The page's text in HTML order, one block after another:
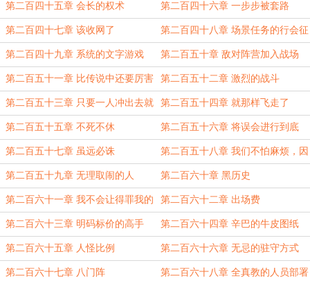
第二百四十五章 会长的权术 第二百四十六章 一步步被套路
第二百四十七章 该收网了 第二百四十八章 场景任务的行会征
战
第二百四十九章 系统的文字游戏 第二百五十章 敌对阵营加入战场
第二百五十一章 比传说中还要厉害
的格斗家
第二百五十二章 激烈的战斗
第二百五十三章 只要一人冲出去就
行
第二百五十四章 就那样飞走了
第二百五十五章 不死不休 第二百五十六章 将误会进行到底
第二百五十七章 虽远必诛 第二百五十八章 我们不怕麻烦，因
为我们就是麻烦
第二百五十九章 无理取闹的人 第二百六十章 黑历史
第二百六十一章 我不会让得罪我的
人好过
第二百六十二章 出场费
第二百六十三章 明码标价的高手 第二百六十四章 辛巴的牛皮图纸
第二百六十五章 人怪比例 第二百六十六章 无忌的驻守方式
第二百六十七章 八门阵 第二百六十八章 全真教的人员部署